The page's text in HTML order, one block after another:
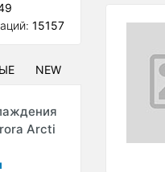
15157
NEW
Arcti